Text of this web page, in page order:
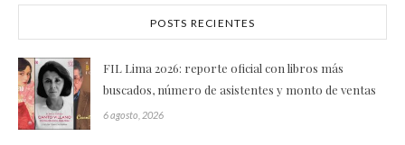
POSTS RECIENTES
FIL Lima 2026: reporte oficial con libros más
buscados, número de asistentes y monto de ventas
6 agosto, 2026